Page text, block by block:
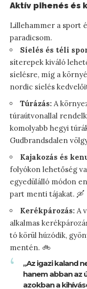
Aktív pihenés és
Lillehammer a sport
paradicsom.
Síelés és téli
síterepek kiváló
síelésre, míg a
nordic síelés
Túrázás: A
túraútvonallal
komolyabb hegyi
Gudbrandsdalen
Kajakozás és
folyókon lehetőség
egyedülálló módon
part menti tájakat. 🛶
Kerékpározás: A
alkalmas
tó körül húzódik,
mentén. 🚲
„Az igazi kaland
hanem abban az
azokban a